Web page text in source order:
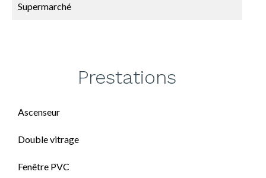
Supermarché
Prestations
Ascenseur
Double vitrage
Fenêtre PVC